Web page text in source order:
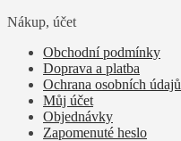
Nákup, účet
Obchodní podmínky
Doprava a platba
Ochrana osobních údajů
Můj účet
Objednávky
Zapomenuté heslo